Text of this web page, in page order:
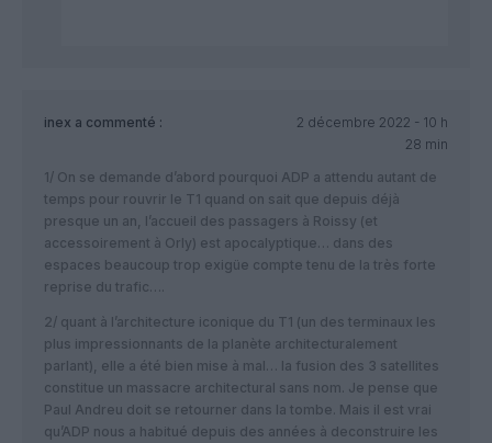
inex a commenté :
2 décembre 2022 - 10 h
28 min
1/ On se demande d’abord pourquoi ADP a attendu autant de
temps pour rouvrir le T1 quand on sait que depuis déjà
presque un an, l’accueil des passagers à Roissy (et
accessoirement à Orly) est apocalyptique… dans des
espaces beaucoup trop exigüe compte tenu de la très forte
reprise du trafic….
2/ quant à l’architecture iconique du T1 (un des terminaux les
plus impressionnants de la planète architecturalement
parlant), elle a été bien mise à mal… la fusion des 3 satellites
constitue un massacre architectural sans nom. Je pense que
Paul Andreu doit se retourner dans la tombe. Mais il est vrai
qu’ADP nous a habitué depuis des années à deconstruire les